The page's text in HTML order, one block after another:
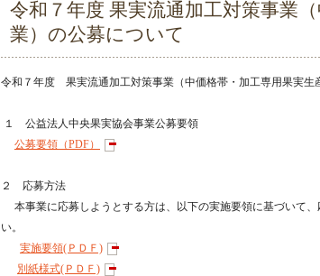
令和７年度 果実流通加工対策事業
業）の公募について
令和７年度 果実流通加工対策事業（中価格帯・加工専用果実生
１ 公益法人中央果実協会事業公募要領
公募要領（PDF）
２ 応募方法
本事業に応募しようとする方は、以下の実施要領に基づいて
い。
実施要領(ＰＤＦ)
別紙様式(ＰＤＦ)